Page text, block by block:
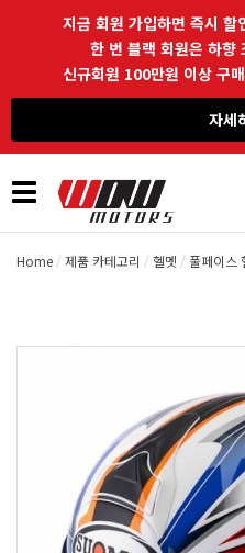
지금 회원 가입하면 즉시 할
한 번 블랙 회원은 하향
신규회원 100만원 이상 구
자세
Toggle
navigation
Home 제품 카테고리 헬멧 풀페이스